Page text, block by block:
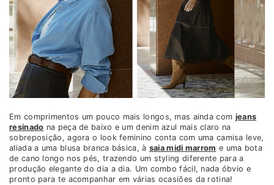
Em comprimentos um pouco mais longos, mas ainda com jeans
resinado na peça de baixo e um denim azul mais claro na
sobreposição, agora o look feminino conta com uma camisa leve,
aliada a uma blusa branca básica, à saia midi marrom e uma bota
de cano longo nos pés, trazendo um styling diferente para a
produção elegante do dia a dia. Um combo fácil, nada óbvio e
pronto para te acompanhar em várias ocasiões da rotina!